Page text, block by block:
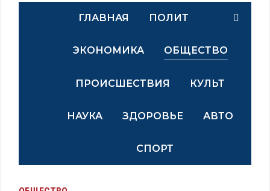
ГЛАВНАЯ ПОЛИТ
ЭКОНОМИКА ОБЩЕСТВО
ПРОИСШЕСТВИЯ КУЛЬТ
НАУКА ЗДОРОВЬЕ АВТО
СПОРТ